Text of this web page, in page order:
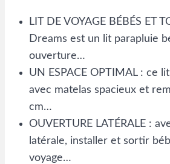
LIT DE VOYAGE BÉBÉS ET
Dreams est un lit parapluie
ouverture…
UN ESPACE OPTIMAL : ce
avec matelas spacieux et
cm…
OUVERTURE LATÉRALE :
latérale, installer et sortir
voyage…